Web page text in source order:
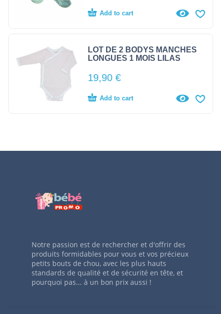
Add to cart
LOT DE 2 BODYS MANCHES
LONGUES 1 MOIS LILAS
19,90 €
Add to cart
Notre passion est de rechercher et d'offrir des
produits formidables pour vous et vos précieux
petits bouts de chou, avec les plus hauts
standards de qualité et de sécurité en tête, et
pourquoi pas... à un bon prix aussi !